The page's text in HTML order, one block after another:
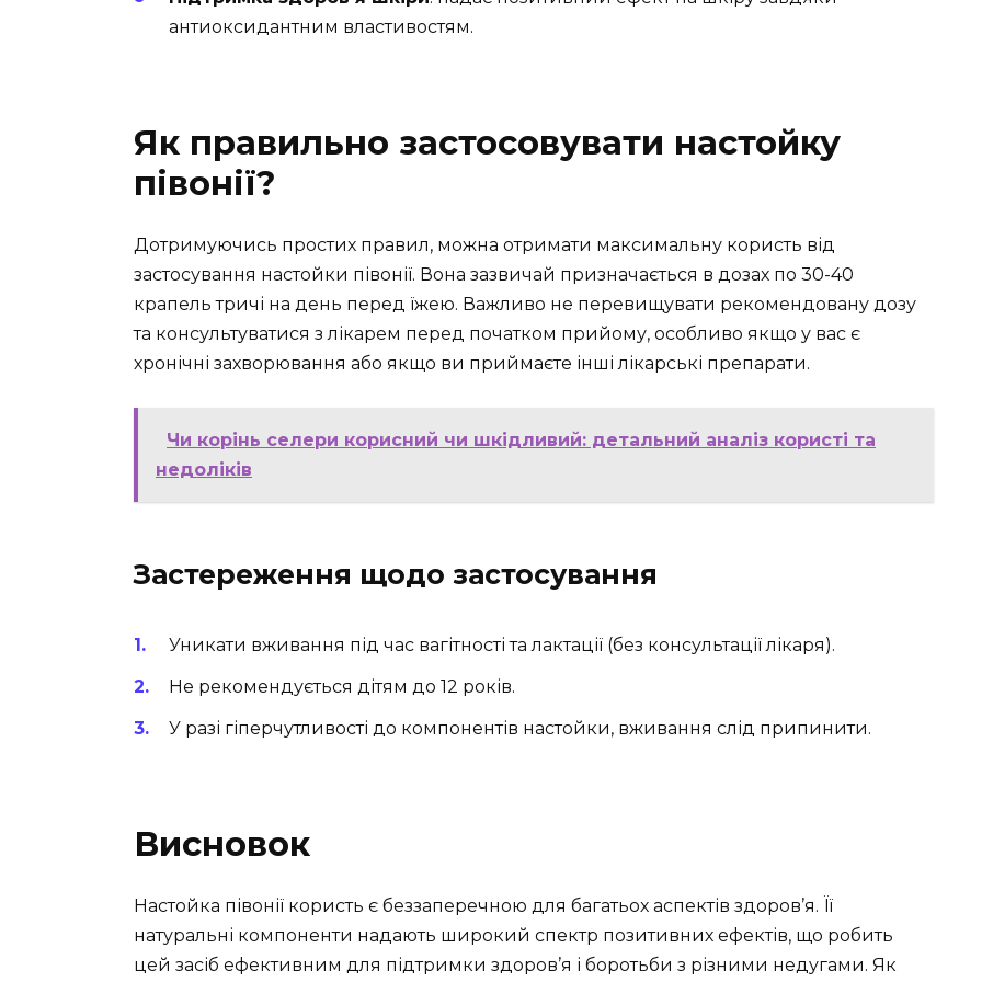
антиоксидантним властивостям.
Як правильно застосовувати настойку
півонії?
Дотримуючись простих правил, можна отримати максимальну користь від
застосування настойки півонії. Вона зазвичай призначається в дозах по 30-40
крапель тричі на день перед їжею. Важливо не перевищувати рекомендовану дозу
та консультуватися з лікарем перед початком прийому, особливо якщо у вас є
хронічні захворювання або якщо ви приймаєте інші лікарські препарати.
Чи корінь селери корисний чи шкідливий: детальний аналіз користі та
недоліків
Застереження щодо застосування
Уникати вживання під час вагітності та лактації (без консультації лікаря).
Не рекомендується дітям до 12 років.
У разі гіперчутливості до компонентів настойки, вживання слід припинити.
Висновок
Настойка півонії користь є беззаперечною для багатьох аспектів здоров’я. Її
натуральні компоненти надають широкий спектр позитивних ефектів, що робить
цей засіб ефективним для підтримки здоров’я і боротьби з різними недугами. Як